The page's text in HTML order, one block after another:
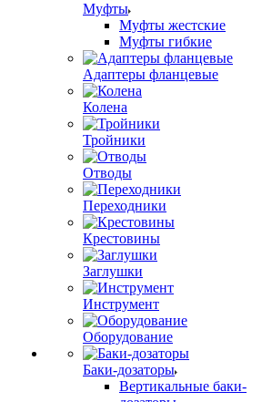
Муфты
Муфты жестские
Муфты гибкие
Адаптеры фланцевые
Колена
Тройники
Отводы
Переходники
Крестовины
Заглушки
Инструмент
Оборудование
Баки-дозаторы
Вертикальные баки-